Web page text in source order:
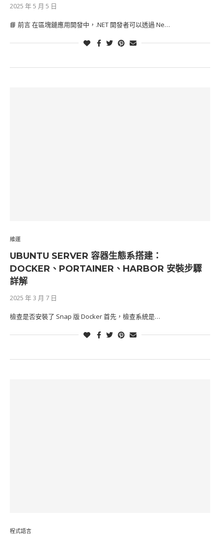
2025 年 5 月 5 日
📘 前言 在區塊鏈應用開發中，.NET 開發者可以透過 Ne…
維運
UBUNTU SERVER 容器生態系搭建：
DOCKER、PORTAINER、HARBOR 安裝步驟
詳解
2025 年 3 月 7 日
檢查是否安裝了 Snap 版 Docker 首先，檢查系統是…
程式語言